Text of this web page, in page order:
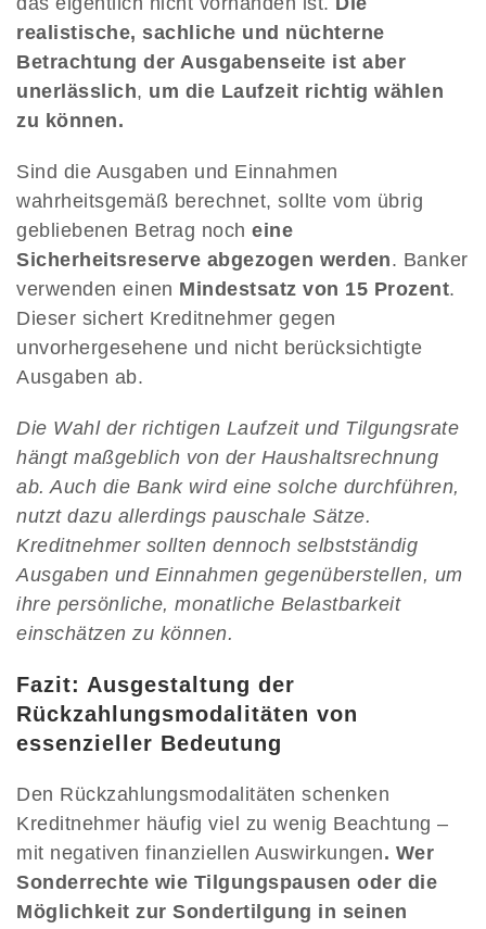
realistische, sachliche und nüchterne
Betrachtung der Ausgabenseite ist aber
unerlässlich, um die Laufzeit richtig wählen
zu können.
Sind die Ausgaben und Einnahmen
wahrheitsgemäß berechnet, sollte vom übrig
gebliebenen Betrag noch eine
Sicherheitsreserve abgezogen werden. Banker
verwenden einen Mindestsatz von 15 Prozent.
Dieser sichert Kreditnehmer gegen
unvorhergesehene und nicht berücksichtigte
Ausgaben ab.
Die Wahl der richtigen Laufzeit und Tilgungsrate
hängt maßgeblich von der Haushaltsrechnung
ab. Auch die Bank wird eine solche durchführen,
nutzt dazu allerdings pauschale Sätze.
Kreditnehmer sollten dennoch selbstständig
Ausgaben und Einnahmen gegenüberstellen, um
ihre persönliche, monatliche Belastbarkeit
einschätzen zu können.
Fazit: Ausgestaltung der
Rückzahlungsmodalitäten von
essenzieller Bedeutung
Den Rückzahlungsmodalitäten schenken
Kreditnehmer häufig viel zu wenig Beachtung –
mit negativen finanziellen Auswirkungen. Wer
Sonderrechte wie Tilgungspausen oder die
Möglichkeit zur Sondertilgung in seinen